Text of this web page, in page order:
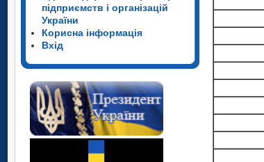
підприємств і організацій
України
Корисна інформація
Вхід